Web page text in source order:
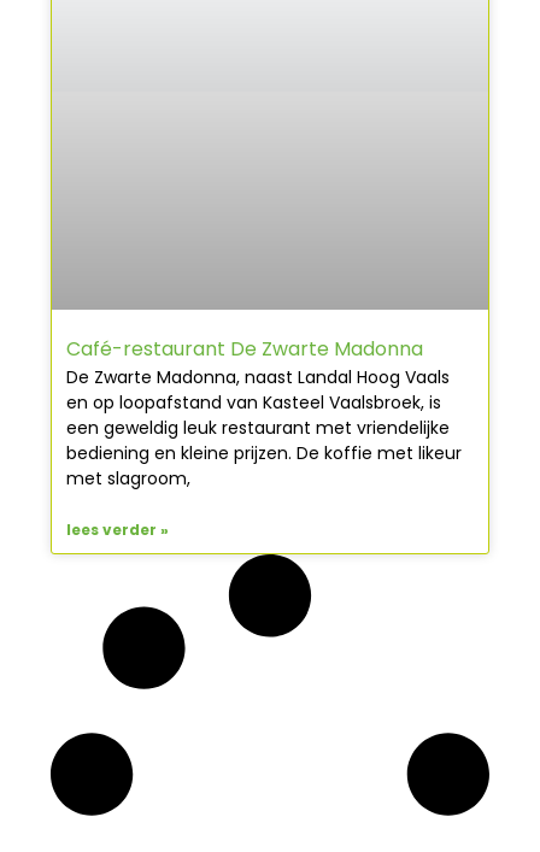
Café-restaurant De Zwarte Madonna
De Zwarte Madonna, naast Landal Hoog Vaals
en op loopafstand van Kasteel Vaalsbroek, is
een geweldig leuk restaurant met vriendelijke
bediening en kleine prijzen. De koffie met likeur
met slagroom,
lees verder »